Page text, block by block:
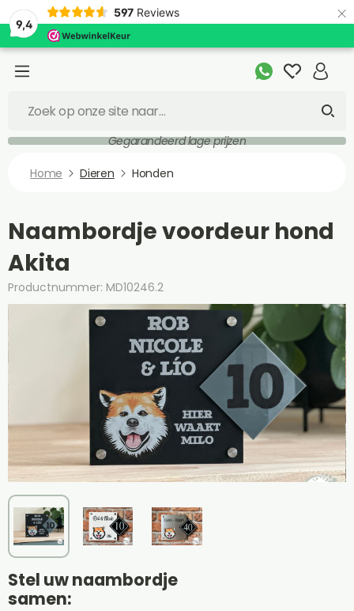
9,4
597 Reviews ×
Gegarandeerd lage prijzen
Home Dieren Honden
Naambordje voordeur hond
Akita
Productnummer: MD10246.2
Stel uw naambordje
samen: